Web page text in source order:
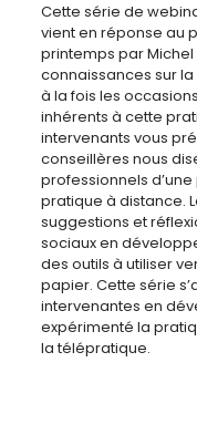
Cette série de
vient en réponse au
printemps par
connaissances sur
à la fois les
inhérents à cette
intervenants vous
conseillères nous
professionnels
pratique à distance.
suggestions et
sociaux en
des outils à utiliser
papier. Cette série
intervenantes en
expérimenté la
la télépratique.